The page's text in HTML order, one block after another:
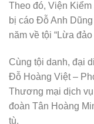
Theo đó, Viện
bị cáo Đỗ Anh
năm về tội “Lừa
Cùng tội danh, đại
Đỗ Hoàng Việt –
Thương mại dịch
đoàn Tân Hoàng
tù.